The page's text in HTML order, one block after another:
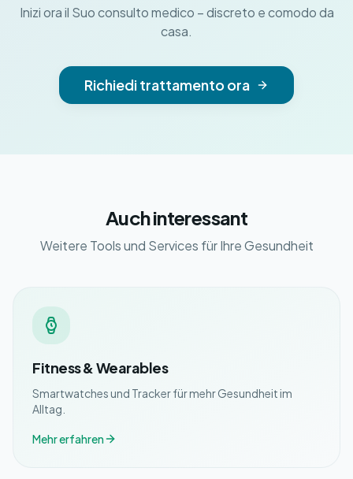
Inizi ora il Suo consulto medico – discreto e comodo da
casa.
Richiedi trattamento ora
Auch interessant
Weitere Tools und Services für Ihre Gesundheit
Fitness & Wearables
Smartwatches und Tracker für mehr Gesundheit im
Alltag.
Mehr erfahren